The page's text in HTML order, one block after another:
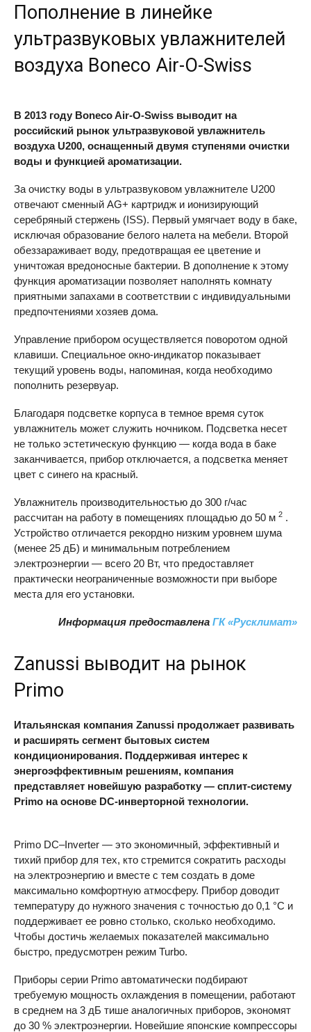
Пополнение в линейке
ультразвуковых увлажнителей
воздуха Boneco Air-O-Swiss
В 2013 году Boneco Air-O-Swiss выводит на
российский рынок ультразвуковой увлажнитель
воздуха U200, оснащенный двумя ступенями очистки
воды и функцией ароматизации.
За очистку воды в ультразвуковом увлажнителе U200
отвечают сменный AG+ картридж и ионизирующий
серебряный стержень (ISS). Первый умягчает воду в баке,
исключая образование белого налета на мебели. Второй
обеззараживает воду, предотвращая ее цветение и
уничтожая вредоносные бактерии. В дополнение к этому
функция ароматизации позволяет наполнять комнату
приятными запахами в соответствии с индивидуальными
предпочтениями хозяев дома.
Управление прибором осуществляется поворотом одной
клавиши. Специальное окно-индикатор показывает
текущий уровень воды, напоминая, когда необходимо
пополнить резервуар.
Благодаря подсветке корпуса в темное время суток
увлажнитель может служить ночником. Подсветка несет
не только эстетическую функцию — когда вода в баке
заканчивается, прибор отключается, а подсветка меняет
цвет с синего на красный.
Увлажнитель производительностью до 300 г/час
рассчитан на работу в помещениях площадью до 50 м 2 .
Устройство отличается рекордно низким уровнем шума
(менее 25 дБ) и минимальным потреблением
электроэнергии — всего 20 Вт, что предоставляет
практически неограниченные возможности при выборе
места для его установки.
Информация предоставлена ГК «Русклимат»
Zanussi выводит на рынок
Primo
Итальянская компания Zanussi продолжает развивать
и расширять сегмент бытовых систем
кондиционирования. Поддерживая интерес к
энергоэффективным решениям, компания
представляет новейшую разработку — сплит-систему
Primo на основе DC-инверторной технологии.
Primo DC–Inverter — это экономичный, эффективный и
тихий прибор для тех, кто стремится сократить расходы
на электроэнергию и вместе с тем создать в доме
максимально комфортную атмосферу. Прибор доводит
температуру до нужного значения с точностью до 0,1 °C и
поддерживает ее ровно столько, сколько необходимо.
Чтобы достичь желаемых показателей максимально
быстро, предусмотрен режим Turbo.
Приборы серии Primo автоматически подбирают
требуемую мощность охлаждения в помещении, работают
в среднем на 3 дБ тише аналогичных приборов, экономят
до 30 % электроэнергии. Новейшие японские компрессоры